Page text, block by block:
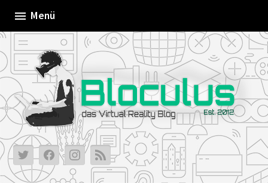
content
Menü